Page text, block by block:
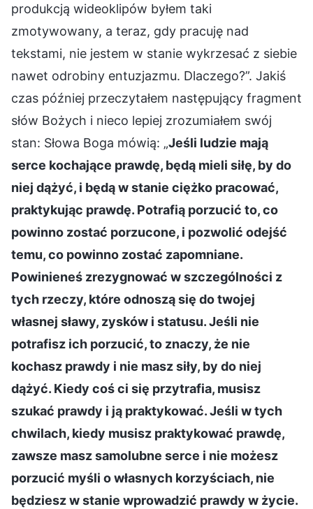
produkcją wideoklipów byłem taki
zmotywowany, a teraz, gdy pracuję nad
tekstami, nie jestem w stanie wykrzesać z siebie
nawet odrobiny entuzjazmu. Dlaczego?”. Jakiś
czas później przeczytałem następujący fragment
słów Bożych i nieco lepiej zrozumiałem swój
stan: Słowa Boga mówią: „Jeśli ludzie mają
serce kochające prawdę, będą mieli siłę, by do
niej dążyć, i będą w stanie ciężko pracować,
praktykując prawdę. Potrafią porzucić to, co
powinno zostać porzucone, i pozwolić odejść
temu, co powinno zostać zapomniane.
Powinieneś zrezygnować w szczególności z
tych rzeczy, które odnoszą się do twojej
własnej sławy, zysków i statusu. Jeśli nie
potrafisz ich porzucić, to znaczy, że nie
kochasz prawdy i nie masz siły, by do niej
dążyć. Kiedy coś ci się przytrafia, musisz
szukać prawdy i ją praktykować. Jeśli w tych
chwilach, kiedy musisz praktykować prawdę,
zawsze masz samolubne serce i nie możesz
porzucić myśli o własnych korzyściach, nie
będziesz w stanie wprowadzić prawdy w życie.